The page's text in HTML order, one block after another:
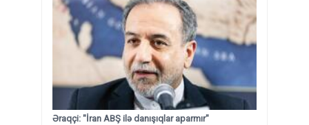
Əraqçi: "İran ABŞ ilə danışıqlar aparmır"